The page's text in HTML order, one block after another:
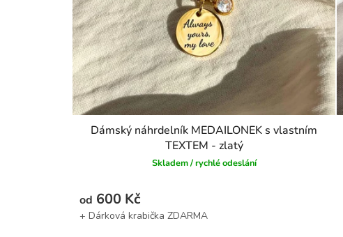
Dámský náhrdelník MEDAILONEK s vlastním
TEXTEM - zlatý
Skladem / rychlé odeslání
od 600 Kč